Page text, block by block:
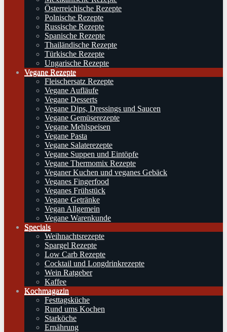
Österreichische Rezepte
Polnische Rezepte
Russische Rezepte
Spanische Rezepte
Thailändische Rezepte
Türkische Rezepte
Ungarische Rezepte
Vegane Rezepte
Fleischersatz Rezepte
Vegane Aufläufe
Vegane Desserts
Vegane Dips, Dressings und Saucen
Vegane Gemüserezepte
Vegane Mehlspeisen
Vegane Pasta
Vegane Salaterezepte
Vegane Suppen und Eintöpfe
Vegane Thermomix Rezepte
Veganer Kuchen und veganes Gebäck
Veganes Fingerfood
Veganes Frühstück
Vegane Getränke
Vegan Allgemein
Vegane Warenkunde
Specials
Weihnachtsrezepte
Spargel Rezepte
Low Carb Rezepte
Cocktail und Longdrinkrezepte
Wein Ratgeber
Kaffee
Kochmagazin
Festtagsküche
Rund ums Kochen
Starköche
Ernährung